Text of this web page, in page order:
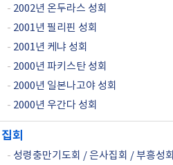
- 2002년 온두라스 성회
- 2001년 필리핀 성회
- 2001년 케냐 성회
- 2000년 파키스탄 성회
- 2000년 일본나고야 성회
- 2000년 우간다 성회
집회
- 성령충만기도회 / 은사집회 / 부흥성회